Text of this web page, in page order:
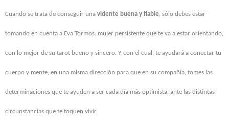
Cuando se trata de conseguir una vidente buena y fiable , sólo debes estar
tomando en cuenta a Eva Tormos: mujer persistente que te va a estar orientando,
con lo mejor de su tarot bueno y sincero. Y, con el cual, te ayudará a conectar tu
cuerpo y mente, en una misma dirección para que en su compañía, tomes las
determinaciones que te ayuden a ser cada día más optimista, ante las distintas
circunstancias que te toquen vivir.